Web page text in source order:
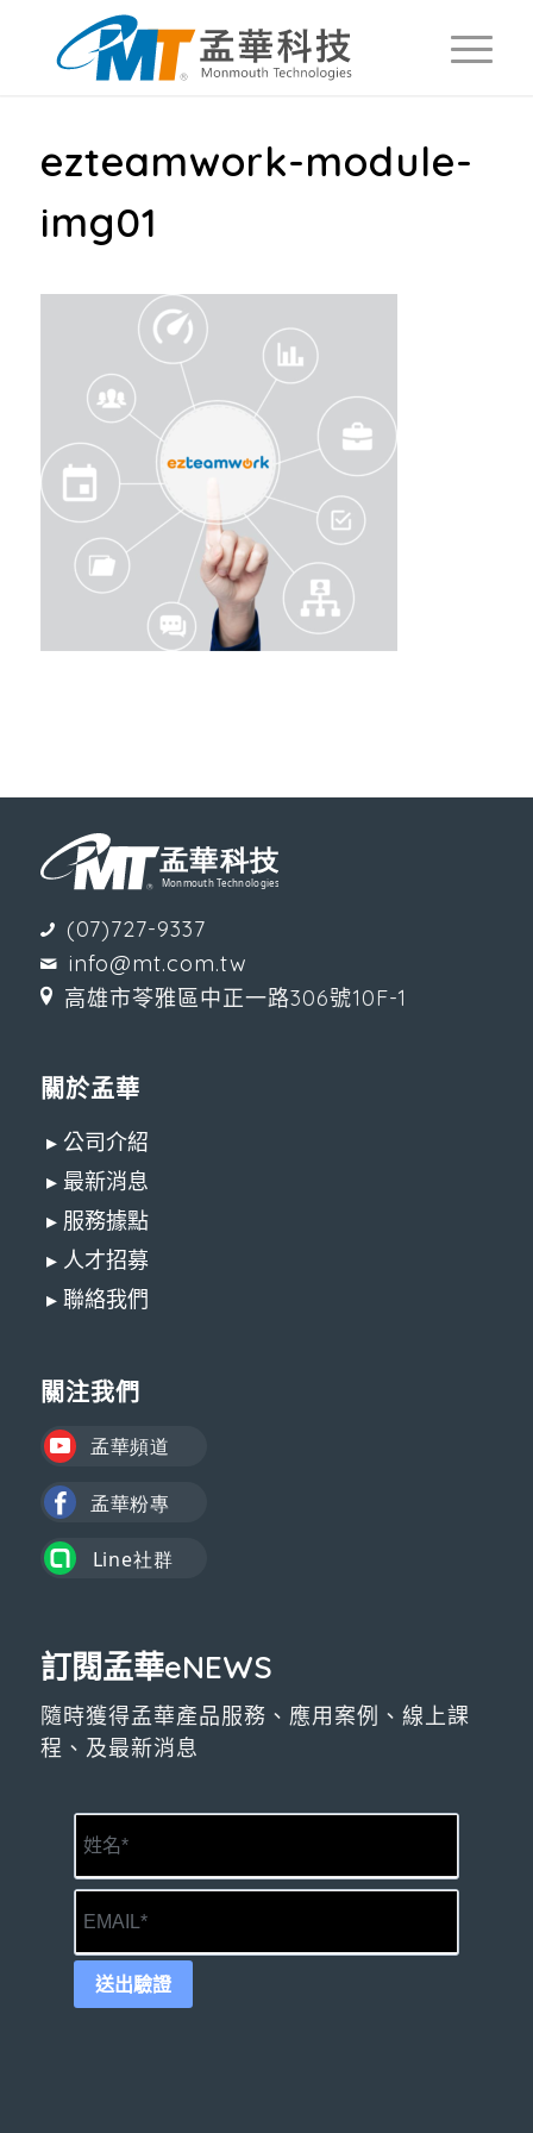
ezteamwork-module-
img01
(07)727-9337
info@mt.com.tw
高雄市苓雅區中正一路306號10F-1
關於孟華
▸ 公司介紹
▸ 最新消息
▸ 服務據點
▸ 人才招募
▸ 聯絡我們
關注我們
訂閱孟華eNEWS
隨時獲得孟華產品服務、應用案例、線上課
程、及最新消息
送出驗證